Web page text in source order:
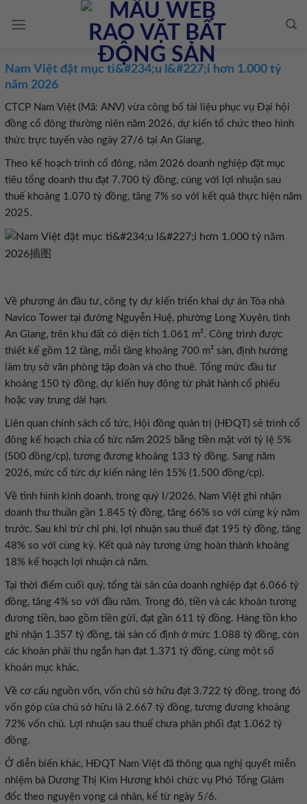
Nam Việt đặt mục ti&#234;u l&#227;i hơn 1.000 tỷ
năm 2026
CTCP Nam Việt (Mã: ANV) vừa công bố tài liệu phục vụ Đại hội
đồng cổ đông thường niên năm 2026, dự kiến tổ chức theo hình
thức trực tuyến vào ngày 27/6 tại An Giang.
Theo kế hoạch trình cổ đông, năm 2026 doanh nghiệp đặt mục
tiêu tổng doanh thu đạt 7.700 tỷ đồng, cùng với lợi nhuận sau
thuế khoảng 1.070 tỷ đồng, tăng 7% so với kết quả thực hiện năm
2025.
Về phương án đầu tư, công ty dự kiến triển khai dự án Tòa nhà
Navico Tower tại đường Nguyễn Huệ, phường Long Xuyên, tỉnh
An Giang, trên khu đất có diện tích 1.061 m². Công trình được
thiết kế gồm 12 tầng, mỗi tầng khoảng 700 m² sàn, định hướng
làm trụ sở văn phòng tập đoàn và cho thuê. Tổng mức đầu tư
khoảng 150 tỷ đồng, dự kiến huy động từ phát hành cổ phiếu
hoặc vay trung dài hạn.
Liên quan chính sách cổ tức, Hội đồng quản trị (HĐQT) sẽ trình cổ
đông kế hoạch chia cổ tức năm 2025 bằng tiền mặt với tỷ lệ 5%
(500 đồng/cp), tương đương khoảng 133 tỷ đồng. Sang năm
2026, mức cổ tức dự kiến nâng lên 15% (1.500 đồng/cp).
Về tình hình kinh doanh, trong quý I/2026, Nam Việt ghi nhận
doanh thu thuần gần 1.845 tỷ đồng, tăng 66% so với cùng kỳ năm
trước. Sau khi trừ chi phí, lợi nhuận sau thuế đạt 195 tỷ đồng, tăng
48% so với cùng kỳ. Kết quả này tương ứng hoàn thành khoảng
18% kế hoạch lợi nhuận cả năm.
Tại thời điểm cuối quý, tổng tài sản của doanh nghiệp đạt 6.066 tỷ
đồng, tăng 4% so với đầu năm. Trong đó, tiền và các khoản tương
đương tiền, bao gồm tiền gửi, đạt gần 611 tỷ đồng. Hàng tồn kho
ghi nhận 1.357 tỷ đồng, tài sản cố định ở mức 1.088 tỷ đồng, còn
các khoản phải thu ngắn hạn đạt 1.371 tỷ đồng, cùng một số
khoản mục khác.
Về cơ cấu nguồn vốn, vốn chủ sở hữu đạt 3.722 tỷ đồng, trong đó
vốn góp của chủ sở hữu là 2.667 tỷ đồng, tương đương khoảng
72% vốn chủ. Lợi nhuận sau thuế chưa phân phối đạt 1.062 tỷ
đồng.
Ở diễn biến khác, HĐQT Nam Việt đã thông qua nghị quyết miễn
nhiệm bà Dương Thị Kim Hương khỏi chức vụ Phó Tổng Giám
đốc theo nguyện vọng cá nhân, kể từ ngày 5/6.